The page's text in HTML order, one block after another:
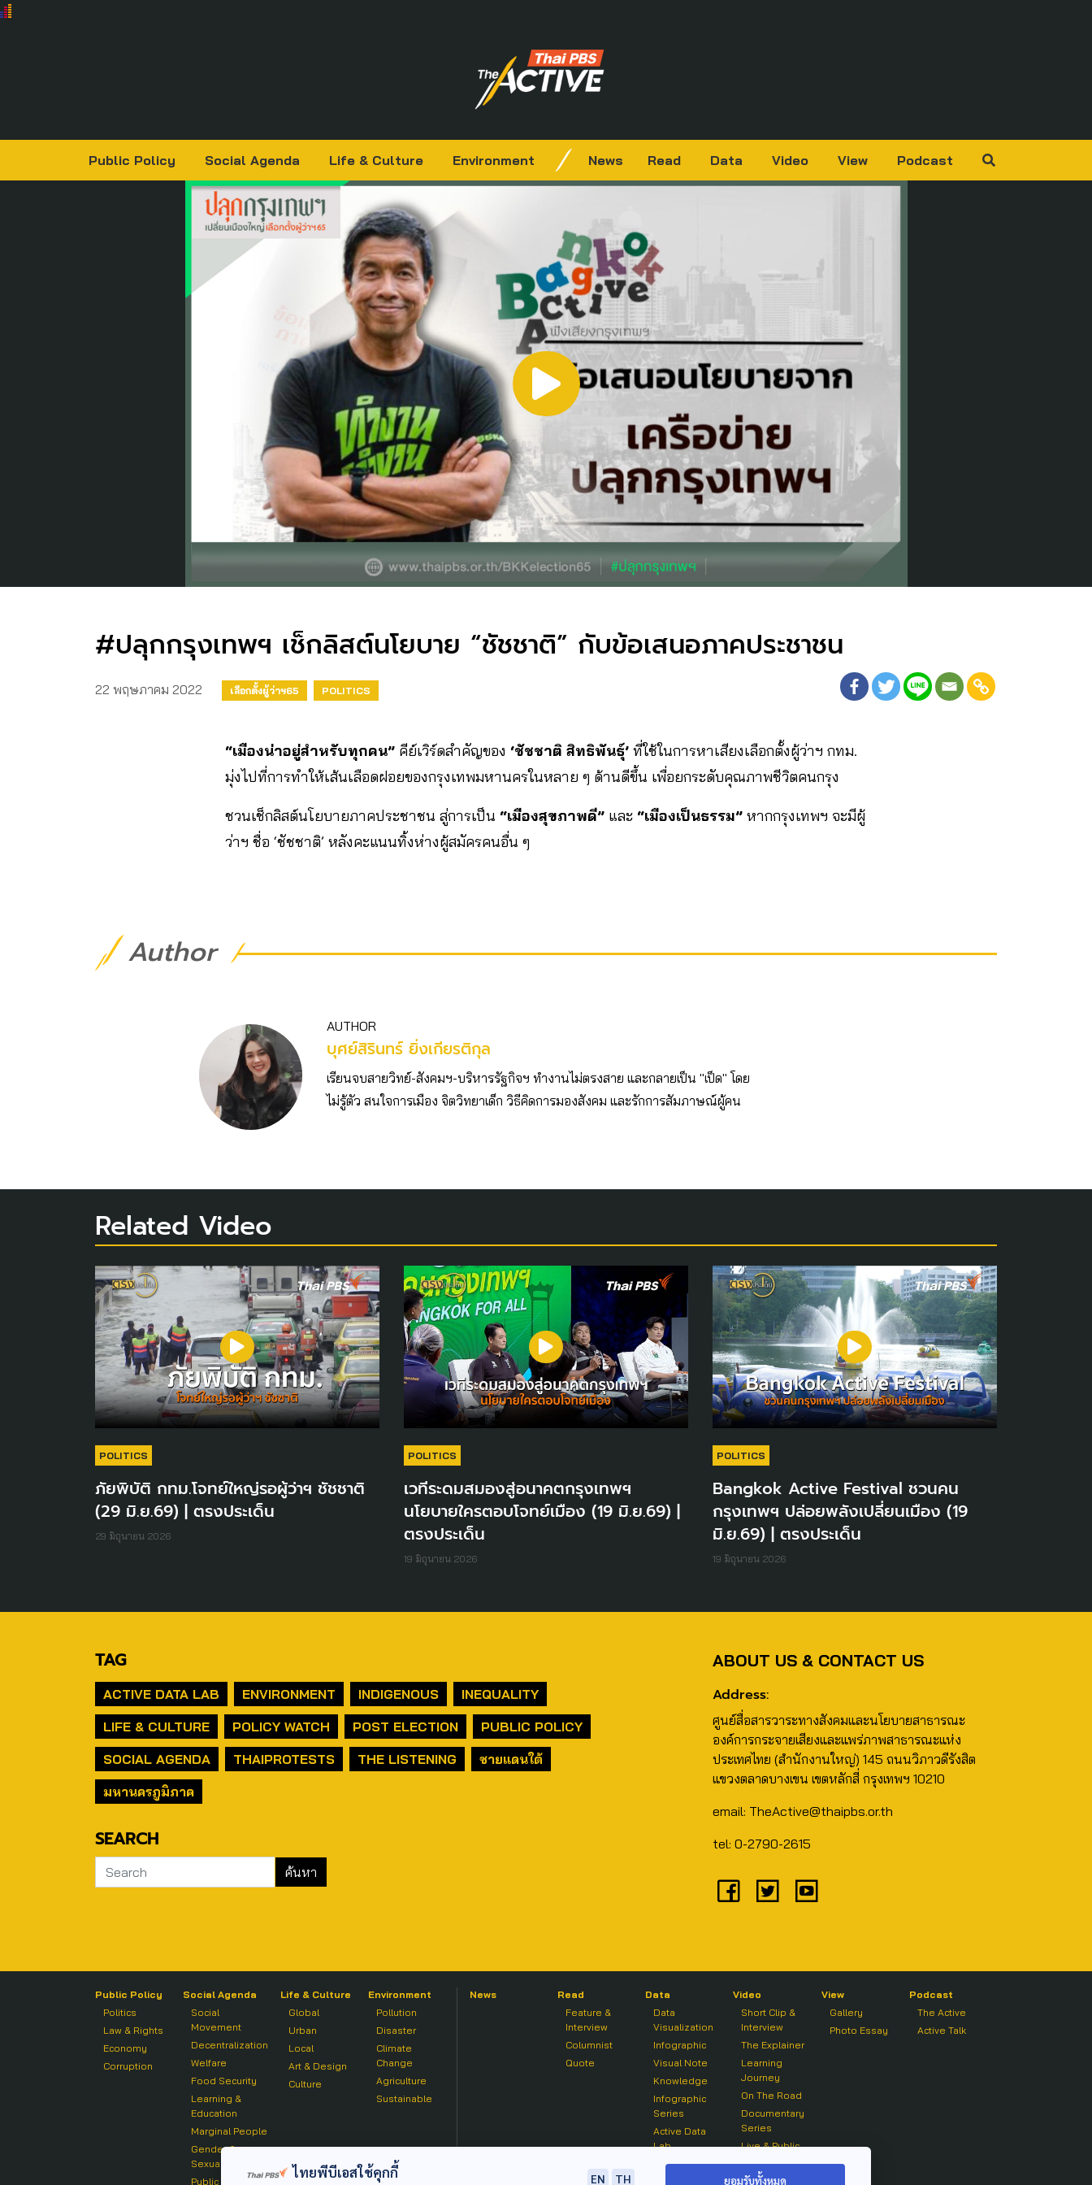
Public Policy Social Agenda Life & Culture Environment News Read Data Video View Podcast
#ปลุกกรุงเทพฯ เช็กลิสต์นโยบาย “ชัชชาติ” กับข้อเสนอภาคประชาชน
22 พฤษภาคม 2022 เลือกตั้งผู้ว่าฯ65 POLITICS
“เมืองน่าอยู่สำหรับทุกคน” คีย์เวิร์ดสำคัญของ ‘ชัชชาติ สิทธิพันธุ์’ ที่ใช้ในการหาเสียงเลือกตั้งผู้ว่าฯ กทม.
มุ่งไปที่การทำให้เส้นเลือดฝอยของกรุงเทพมหานครในหลาย ๆ ด้านดีขึ้น เพื่อยกระดับคุณภาพชีวิตคนกรุง
ชวนเช็กลิสต์นโยบายภาคประชาชน สู่การเป็น “เมืองสุขภาพดี” และ “เมืองเป็นธรรม” หากกรุงเทพฯ จะมีผู้
ว่าฯ ชื่อ ‘ชัชชาติ’ หลังคะแนนทิ้งห่างผู้สมัครคนอื่น ๆ
Author
AUTHOR
บุศย์สิรินทร์ ยิ่งเกียรติกุล
เรียนจบสายวิทย์-สังคมฯ-บริหารรัฐกิจฯ ทำงานไม่ตรงสาย และกลายเป็น "เป็ด" โดย
ไม่รู้ตัว สนใจการเมือง จิตวิทยาเด็ก วิธีคิดการมองสังคม และรักการสัมภาษณ์ผู้คน
Related Video
POLITICS
ภัยพิบัติ กทม.โจทย์ใหญ่รอผู้ว่าฯ ชัชชาติ
(29 มิ.ย.69) | ตรงประเด็น
29 มิถุนายน 2026
POLITICS
เวทีระดมสมองสู่อนาคตกรุงเทพฯ
นโยบายใครตอบโจทย์เมือง (19 มิ.ย.69) |
ตรงประเด็น
19 มิถุนายน 2026
POLITICS
Bangkok Active Festival ชวนคน
กรุงเทพฯ ปล่อยพลังเปลี่ยนเมือง (19
มิ.ย.69) | ตรงประเด็น
19 มิถุนายน 2026
TAG
ACTIVE DATA LAB ENVIRONMENT INDIGENOUS
INEQUALITY
LIFE & CULTURE
POLICY WATCH POST ELECTION
PUBLIC POLICY
SOCIAL AGENDA
THAIPROTESTS THE LISTENING
ชายแดนใต้
มหานครภูมิภาค
SEARCH
ABOUT US & CONTACT US
Address:
ศูนย์สื่อสารวาระทางสังคมและนโยบายสาธารณะ
องค์การกระจายเสียงและแพร่ภาพสาธารณะแห่ง
ประเทศไทย (สำนักงานใหญ่) 145 ถนนวิภาวดีรังสิต
แขวงตลาดบางเขน เขตหลักสี่ กรุงเทพฯ 10210
email: TheActive@thaipbs.or.th
tel: 0-2790-2615
Public Policy
Politics
Law & Rights
Economy
Corruption
Social Agenda
Social
Movement
Decentralization
Welfare
Food Security
Learning &
Education
Marginal People
Gender &
Sexuality
Public Health
Life & Culture
Global
Urban
Local
Art & Design
Culture
Environment
Pollution
Disaster
Climate
Change
Agriculture
Sustainable
News
Read
Feature &
Interview
Columnist
Quote
Data
Data
Visualization
Infographic
Visual Note
Knowledge
Infographic
Series
Active Data
Lab
Video
Short Clip &
Interview
The Explainer
Learning
Journey
On The Road
Documentary
Series
Live & Public
On air Clip
View
Gallery
Photo Essay
Podcast
The Active
Active Talk
ไทยพีบีเอสใช้คุกกี้ EN TH ยอมรับทั้งหมด